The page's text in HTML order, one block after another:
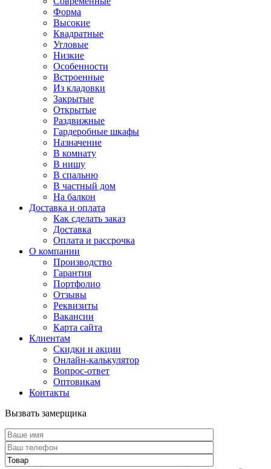
Форма
Высокие
Квадратные
Угловые
Низкие
Особенности
Встроенные
Из кладовки
Закрытые
Открытые
Раздвижные
Гардеробные шкафы
Назначение
В комнату
В нишу
В спальню
В частный дом
На балкон
Доставка и оплата
Как сделать заказ
Доставка
Оплата и рассрочка
О компании
Производство
Гарантия
Портфолио
Отзывы
Реквизиты
Вакансии
Карта сайта
Клиентам
Скидки и акции
Онлайн-калькулятор
Вопрос-ответ
Оптовикам
Контакты
Вызвать замерщика